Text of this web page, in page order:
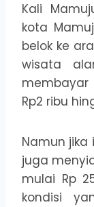
Kali
kota
belok ke
wisata
Rp2 ribu
Namun jika
juga
mulai Rp
kondisi